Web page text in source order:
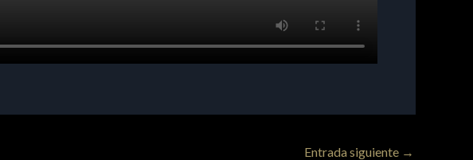
Entrada siguiente →